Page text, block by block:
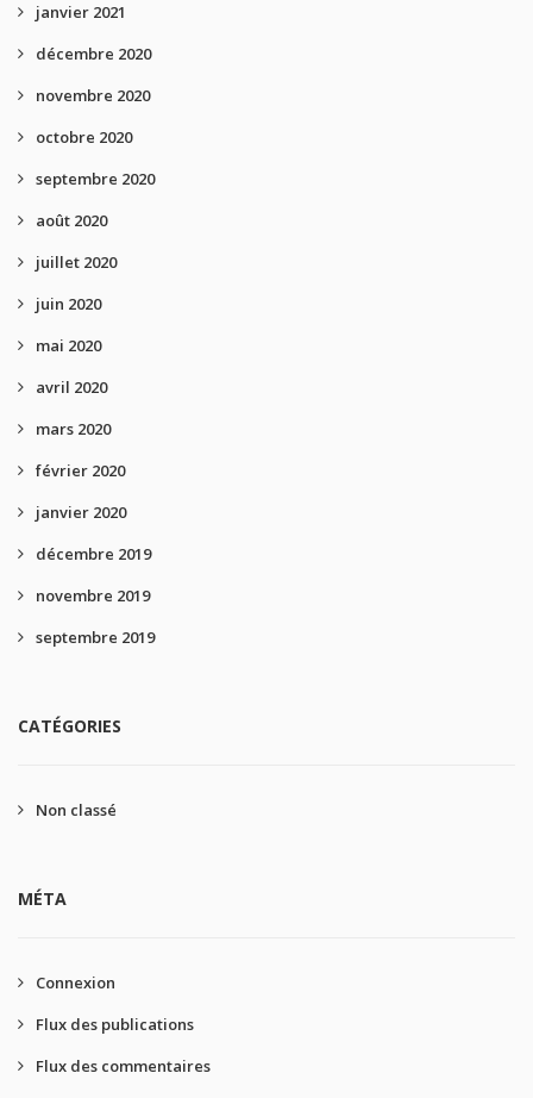
janvier 2021
décembre 2020
novembre 2020
octobre 2020
septembre 2020
août 2020
juillet 2020
juin 2020
mai 2020
avril 2020
mars 2020
février 2020
janvier 2020
décembre 2019
novembre 2019
septembre 2019
CATÉGORIES
Non classé
MÉTA
Connexion
Flux des publications
Flux des commentaires